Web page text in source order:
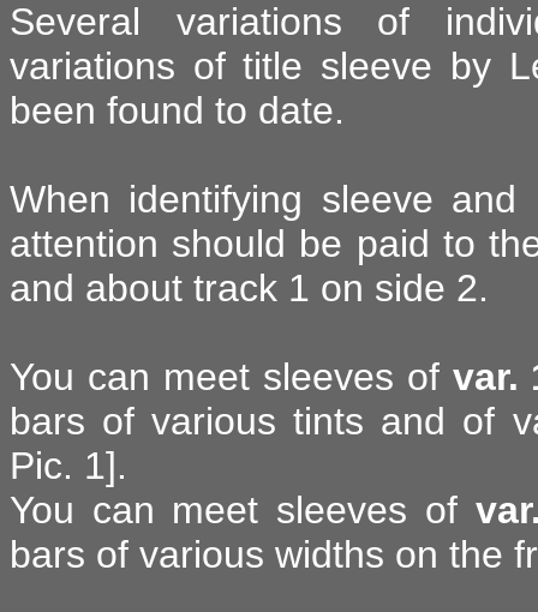
Several variations of
variations of title sleeve by
been found to date.
When identifying sleeve
attention should be paid to
and about track 1 on side 2.
You can meet sleeves of var.
bars of various tints and of
Pic. 1].
You can meet sleeves of
bars of various widths on the